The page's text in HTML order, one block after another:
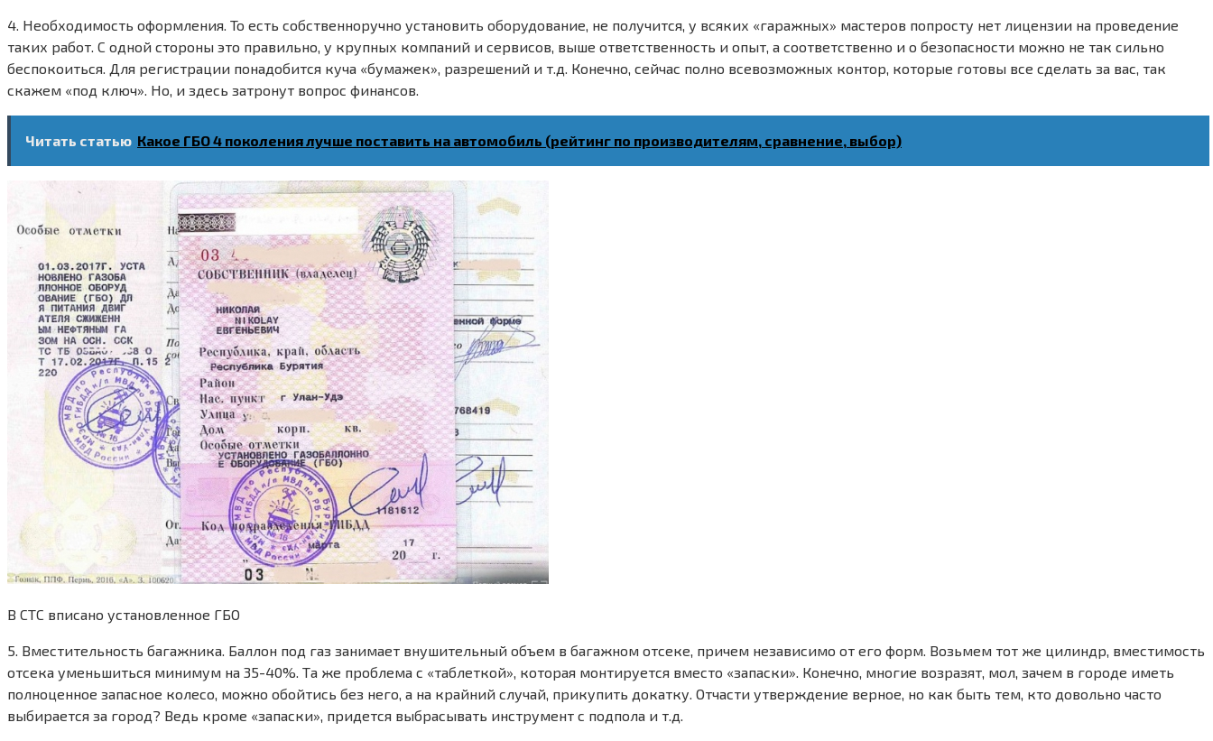
4. Необходимость оформления. То есть собственноручно установить оборудование, не получится, у всяких «гаражных» мастеров попросту нет лицензии на проведение
таких работ. С одной стороны это правильно, у крупных компаний и сервисов, выше ответственность и опыт, а соответственно и о безопасности можно не так сильно
беспокоиться. Для регистрации понадобится куча «бумажек», разрешений и т.д. Конечно, сейчас полно всевозможных контор, которые готовы все сделать за вас, так
скажем «под ключ». Но, и здесь затронут вопрос финансов.
Читать статью Какое ГБО 4 поколения лучше поставить на автомобиль (рейтинг по производителям, сравнение, выбор)
В СТС вписано установленное ГБО
5. Вместительность багажника. Баллон под газ занимает внушительный объем в багажном отсеке, причем независимо от его форм. Возьмем тот же цилиндр, вместимость
отсека уменьшиться минимум на 35-40%. Та же проблема с «таблеткой», которая монтируется вместо «запаски». Конечно, многие возразят, мол, зачем в городе иметь
полноценное запасное колесо, можно обойтись без него, а на крайний случай, прикупить докатку. Отчасти утверждение верное, но как быть тем, кто довольно часто
выбирается за город? Ведь кроме «запаски», придется выбрасывать инструмент с подпола и т.д.